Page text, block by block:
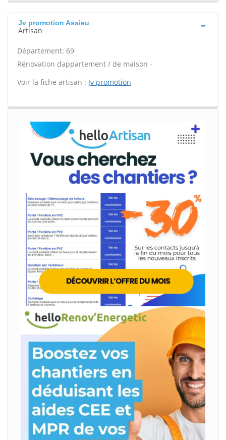
Jv promotion Assieu
Artisan
Département: 69
Rénovation dappartement / de maison -
Voir la fiche artisan : Jv promotion